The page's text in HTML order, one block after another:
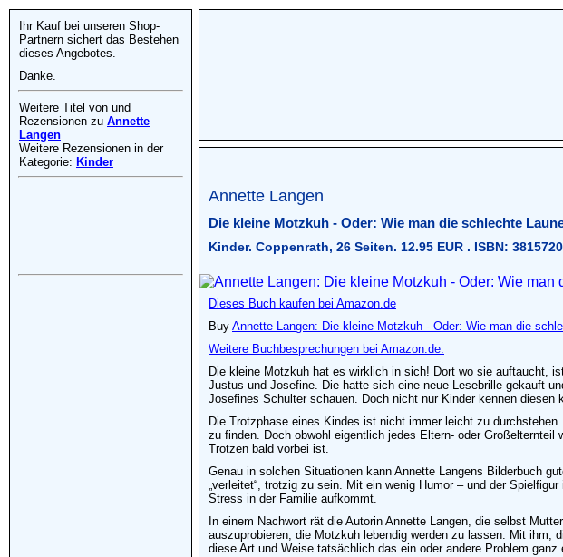
Annette Langen
Die kleine Motzkuh - Oder: Wie man die schlechte
Kinder. Coppenrath, 26 Seiten. 12.95 EUR . ISBN:
Dieses Buch kaufen bei Amazon.de
Buy Annette Langen: Die kleine Motzkuh - Oder: Wie man die
Weitere Buchbesprechungen bei Amazon.de.
Die kleine Motzkuh hat es wirklich in sich! Dort wo sie auftaucht,
Justus und Josefine. Die hatte sich eine neue Lesebrille gekauft
Josefines Schulter schauen. Doch nicht nur Kinder kennen
Die Trotzphase eines Kindes ist nicht immer leicht zu
zu finden. Doch obwohl eigentlich jedes Eltern- oder
Trotzen bald vorbei ist.
Genau in solchen Situationen kann Annette Langens Bilderbuch
„verleitet“, trotzig zu sein. Mit ein wenig Humor – und der
Stress in der Familie aufkommt.
In einem Nachwort rät die Autorin Annette Langen, die selbst
auszuprobieren, die Motzkuh lebendig werden zu lassen. Mit
diese Art und Weise tatsächlich das ein oder andere Problem ganz
Ihr Kauf bei unseren Shop-
Partnern sichert das Bestehen
dieses Angebotes.
Danke.
Weitere Titel von und
Rezensionen zu Annette
Langen
Weitere Rezensionen in der
Kategorie: Kinder